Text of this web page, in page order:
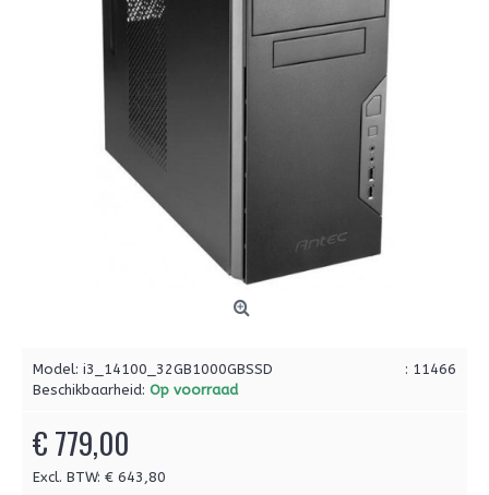
: 11466
Model: i3_14100_32GB1000GBSSD
Beschikbaarheid: Op voorraad
€ 779,00
Excl. BTW: € 643,80